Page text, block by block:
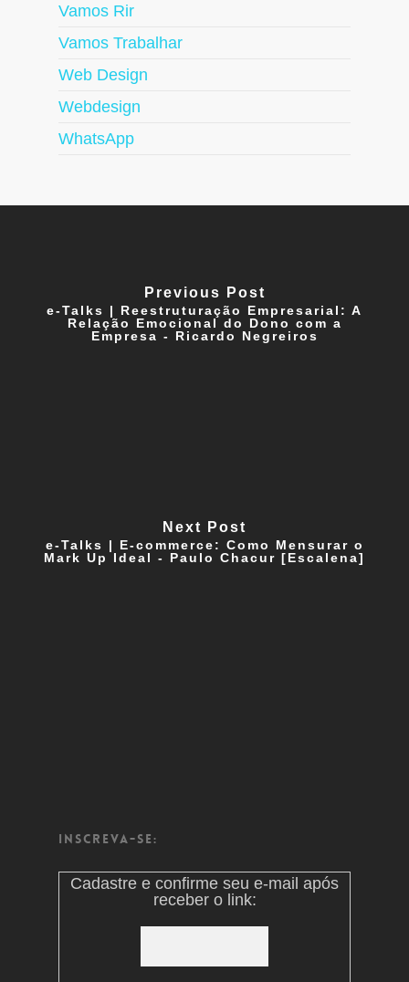
Vamos Rir
Vamos Trabalhar
Web Design
Webdesign
WhatsApp
Previous Post
e-Talks | Reestruturação Empresarial: A
Relação Emocional do Dono com a
Empresa - Ricardo Negreiros
Next Post
e-Talks | E-commerce: Como Mensurar o
Mark Up Ideal - Paulo Chacur [Escalena]
Inscreva-se:
Cadastre e confirme seu e-mail após
receber o link: